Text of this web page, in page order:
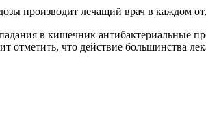
производит лечащий врач в каждом
в кишечник антибактериальные
что действие большинства